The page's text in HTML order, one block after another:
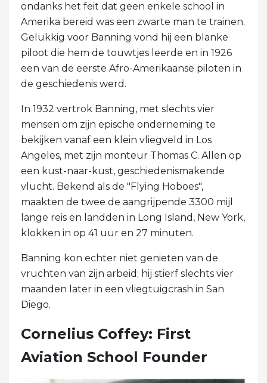
ondanks het feit dat geen enkele school in
Amerika bereid was een zwarte man te trainen.
Gelukkig voor Banning vond hij een blanke
piloot die hem de touwtjes leerde en in 1926
een van de eerste Afro-Amerikaanse piloten in
de geschiedenis werd.
In 1932 vertrok Banning, met slechts vier
mensen om zijn epische onderneming te
bekijken vanaf een klein vliegveld in Los
Angeles, met zijn monteur Thomas C. Allen op
een kust-naar-kust, geschiedenismakende
vlucht. Bekend als de "Flying Hoboes",
maakten de twee de aangrijpende 3300 mijl
lange reis en landden in Long Island, New York,
klokken in op 41 uur en 27 minuten.
Banning kon echter niet genieten van de
vruchten van zijn arbeid; hij stierf slechts vier
maanden later in een vliegtuigcrash in San
Diego.
Cornelius Coffey: First
Aviation School Founder